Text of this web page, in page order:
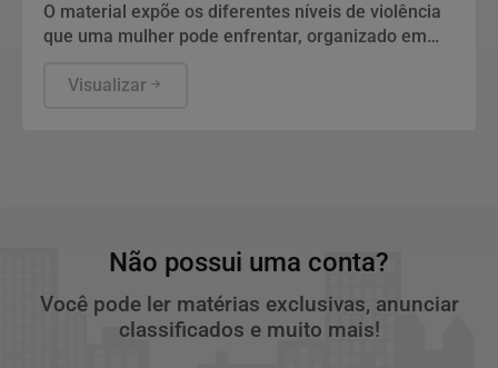
O material expõe os diferentes níveis de violência
que uma mulher pode enfrentar, organizado em
Visualizar
Não possui uma conta?
Você pode ler matérias exclusivas, anunciar
classificados e muito mais!